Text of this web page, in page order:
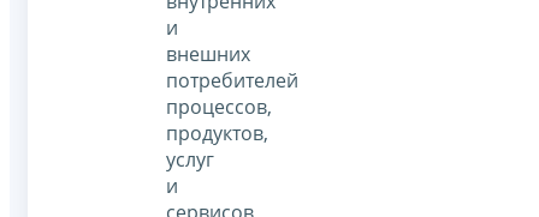
и
внешних
потребителей
процессов,
продуктов,
услуг
и